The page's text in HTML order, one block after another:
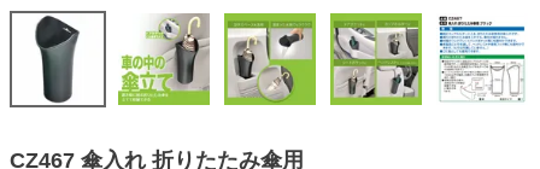
CZ467 傘入れ 折りたたみ傘用